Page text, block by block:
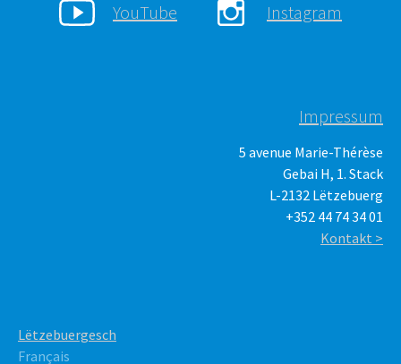
YouTube Instagram
Impressum
5 avenue Marie-Thérèse
Gebai H, 1. Stack
L-2132 Lëtzebuerg
+352 44 74 34 01
Kontakt >
Lëtzebuergesch
Français